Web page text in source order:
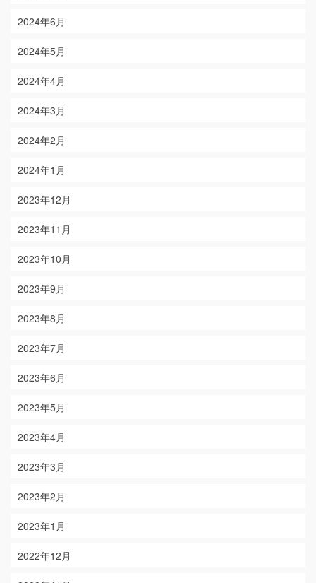
2024年6月
2024年5月
2024年4月
2024年3月
2024年2月
2024年1月
2023年12月
2023年11月
2023年10月
2023年9月
2023年8月
2023年7月
2023年6月
2023年5月
2023年4月
2023年3月
2023年2月
2023年1月
2022年12月